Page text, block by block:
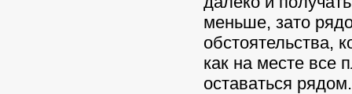
меньше, зато
обстоятельства,
как на месте все
оставаться рядом.